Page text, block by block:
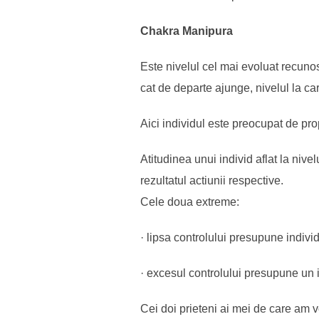
Chakra Manipura
Este nivelul cel mai evoluat
cat de departe ajunge, nivelul la
Aici individul este preocupat de
Atitudinea unui individ aflat la
rezultatul actiunii respective.
Cele doua extreme:
· lipsa controlului presupune
· excesul controlului presupune
Cei doi prieteni ai mei de care am